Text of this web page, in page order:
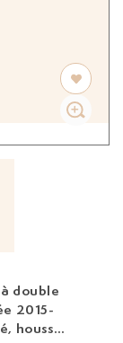
double
2015-
housse,